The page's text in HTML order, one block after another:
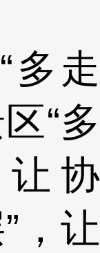
多走
“多
协
，让